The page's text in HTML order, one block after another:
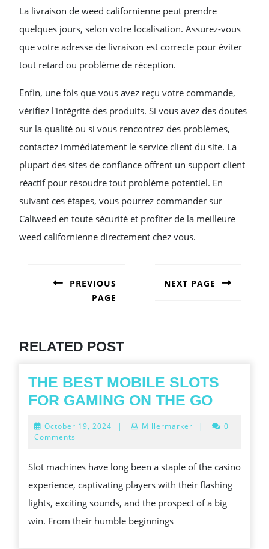
La livraison de weed californienne peut prendre
quelques jours, selon votre localisation. Assurez-vous
que votre adresse de livraison est correcte pour éviter
tout retard ou problème de réception.
Enfin, une fois que vous avez reçu votre commande,
vérifiez l'intégrité des produits. Si vous avez des doutes
sur la qualité ou si vous rencontrez des problèmes,
contactez immédiatement le service client du site. La
plupart des sites de confiance offrent un support client
réactif pour résoudre tout problème potentiel. En
suivant ces étapes, vous pourrez commander sur
Caliweed en toute sécurité et profiter de la meilleure
weed californienne directement chez vous.
NAVIGATION
PREVIOUS
PAGE
NEXT PAGE
RELATED POST
THE BEST MOBILE SLOTS
FOR GAMING ON THE GOTHE
FOR
ON
October 19, 2024 October
| Millermarker |
0
Comments
Slot machines have long been a staple of the casino
experience, captivating players with their flashing
lights, exciting sounds, and the prospect of a big
win. From their humble beginnings